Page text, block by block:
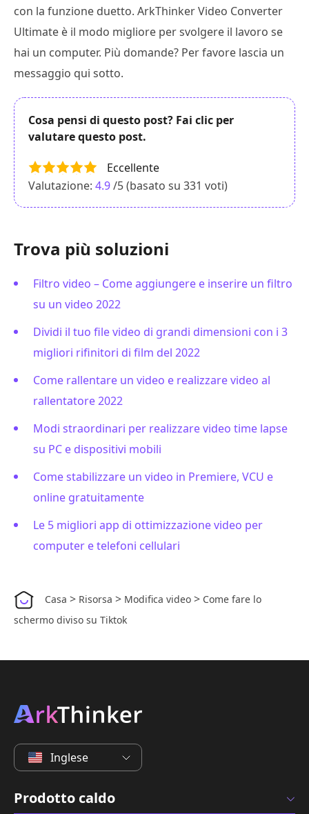
con la funzione duetto. ArkThinker Video Converter
Ultimate è il modo migliore per svolgere il lavoro se
hai un computer. Più domande? Per favore lascia un
messaggio qui sotto.
Cosa pensi di questo post? Fai clic per
valutare questo post.
Eccellente
Valutazione: 4.9/5 (basato su 331 voti)
Trova più soluzioni
Filtro video – Come aggiungere e inserire un filtro
su un video 2022
Dividi il tuo file video di grandi dimensioni con i 3
migliori rifinitori di film del 2022
Come rallentare un video e realizzare video al
rallentatore 2022
Modi straordinari per realizzare video time lapse
su PC e dispositivi mobili
Come stabilizzare un video in Premiere, VCU e
online gratuitamente
Le 5 migliori app di ottimizzazione video per
computer e telefoni cellulari
Casa > Risorsa > Modifica video > Come fare lo
schermo diviso su Tiktok
Inglese
Prodotto caldo